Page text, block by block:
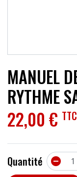
MANUEL
RYTHME
22,00 € TTC
Quantité 